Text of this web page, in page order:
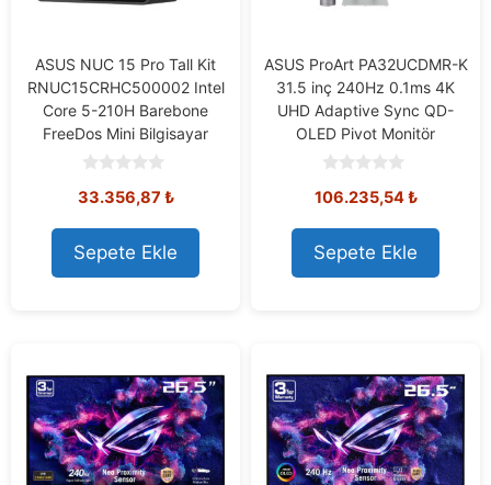
ASUS NUC 15 Pro Tall Kit
RNUC15CRHC500002 Intel
Core 5-210H Barebone
FreeDos Mini Bilgisayar
o
t
o
f
5
33.356,87 ₺
Sepete Ekle
ASUS ProArt PA32UCDMR-K
31.5 inç 240Hz 0.1ms 4K
UHD Adaptive Sync QD-
OLED Pivot Monitör
o
t
o
f
5
106.235,54₺
Sepete Ekle